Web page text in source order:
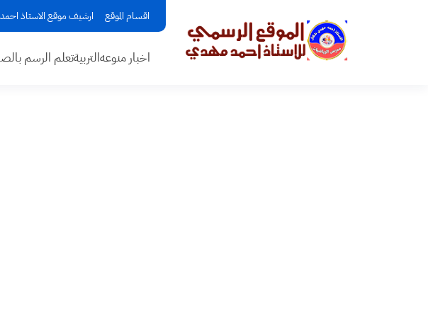
اقسام الموقع ارشيف موقع الاستاذ
اخبار منوعهالتربيةتعلم الرسم